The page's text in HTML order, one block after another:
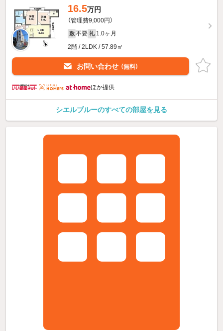
16.5万円
（管理費9,000円）
敷 不要 礼 1.0ヶ月
2階 / 2LDK / 57.89㎡
お問い合わせ （無料）
ほか提供
シエルブルーのすべての部屋を見る